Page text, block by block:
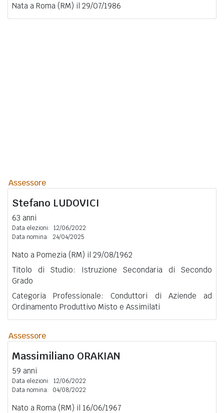
Nata a Roma (RM) il 29/07/1986
Assessore
Stefano LUDOVICI
63 anni
Data elezioni: 12/06/2022
Data nomina: 24/04/2025
Nato a Pomezia (RM) il 29/08/1962
Titolo di Studio: Istruzione Secondaria di Secondo
Grado
Categoria Professionale: Conduttori di Aziende ad
Ordinamento Produttivo Misto e Assimilati
Assessore
Massimiliano ORAKIAN
59 anni
Data elezioni: 12/06/2022
Data nomina:
04/08/2022
Nato a Roma (RM) il 16/06/1967